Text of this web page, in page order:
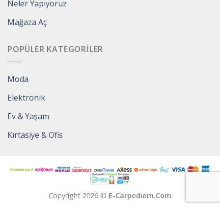
Neler Yapıyoruz
Mağaza Aç
POPÜLER KATEGORILER
Moda
Elektronik
Ev & Yaşam
Kırtasiye & Ofis
Copyright 2026 © E-Carpediem.Com